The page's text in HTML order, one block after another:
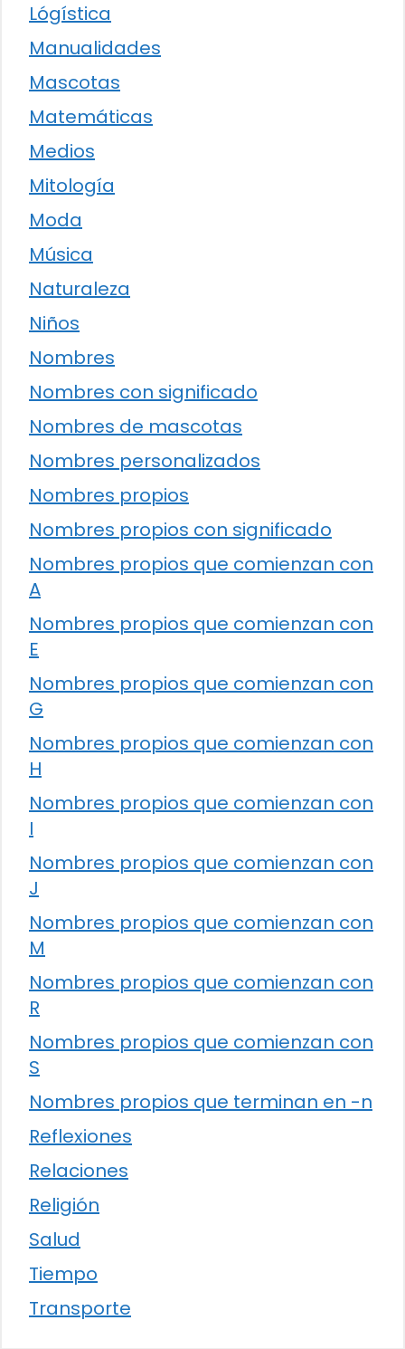
Lógística
Manualidades
Mascotas
Matemáticas
Medios
Mitología
Moda
Música
Naturaleza
Niños
Nombres
Nombres con significado
Nombres de mascotas
Nombres personalizados
Nombres propios
Nombres propios con significado
Nombres propios que comienzan con
A
Nombres propios que comienzan con
E
Nombres propios que comienzan con
G
Nombres propios que comienzan con
H
Nombres propios que comienzan con
I
Nombres propios que comienzan con
J
Nombres propios que comienzan con
M
Nombres propios que comienzan con
R
Nombres propios que comienzan con
S
Nombres propios que terminan en -n
Reflexiones
Relaciones
Religión
Salud
Tiempo
Transporte